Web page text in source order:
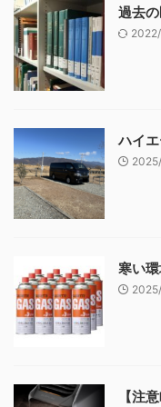
過去
ハイ
寒い
【注